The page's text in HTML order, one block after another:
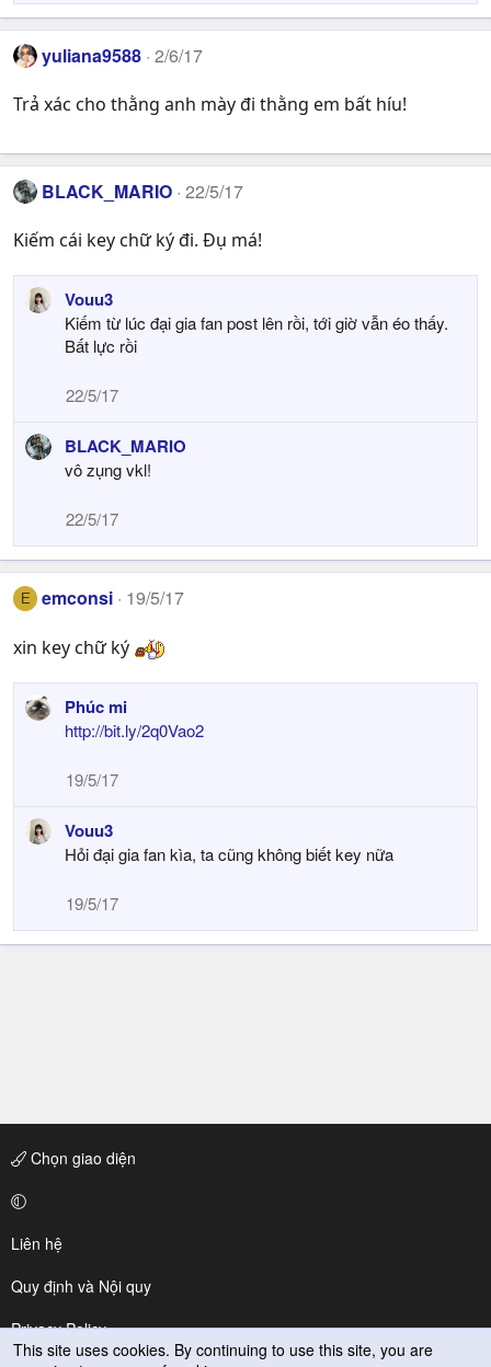
yuliana9588 2/6/17
Trả xác cho thằng anh mày đi thằng em bất híu!
BLACK_MARIO 22/5/17
Kiếm cái key chữ ký đi. Đụ má!
Vouu3
Kiếm từ lúc đại gia fan post lên rồi, tới giờ vẫn éo thấy.
Bất lực rồi
22/5/17
BLACK_MARIO
vô zụng vkl!
22/5/17
E emconsi 19/5/17
xin key chữ ký
Phúc mi
http://bit.ly/2q0Vao2
19/5/17
Vouu3
Hỏi đại gia fan kìa, ta cũng không biết key nữa
19/5/17
Chọn giao diện
Liên hệ
Quy định và Nội quy
Privacy Policy
This site uses cookies. By continuing to use this site, you are